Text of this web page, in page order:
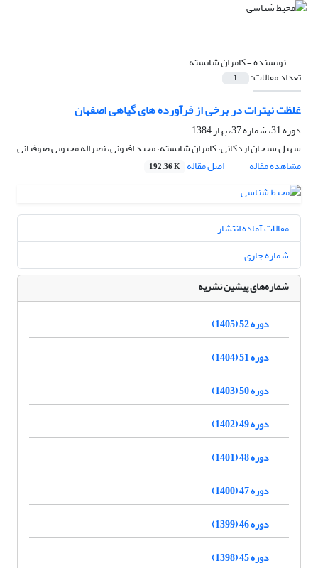
نویسنده =کامران شایسته
تعداد مقالات: 1
غلظت نیترات در برخی از فرآورده های گیاهی اصفهان
دوره 31، شماره 37، بهار 1384
سهیل سبحان اردکانی، کامران شایسته، مجید افیونی، نصراله محبوبی صوفیانی
مشاهده مقاله
اصل مقاله 192.36 K
مقالات آماده انتشار
شماره جاری
شماره‌های پیشین نشریه
دوره 52 (1405)
دوره 51 (1404)
دوره 50 (1403)
دوره 49 (1402)
دوره 48 (1401)
دوره 47 (1400)
دوره 46 (1399)
دوره 45 (1398)